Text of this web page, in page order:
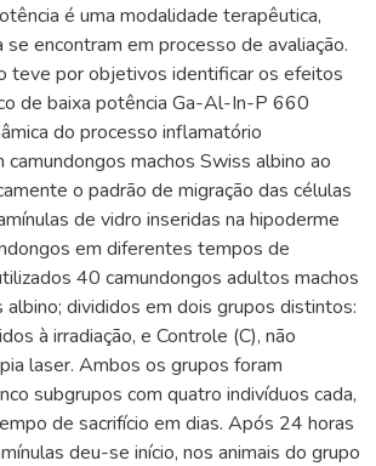
é uma modalidade terapêutica,
encontram em processo de avaliação.
teve por objetivos identificar os efeitos
de baixa potência Ga-Al-In-P 660
do processo inflamatório
machos Swiss albino ao
o padrão de migração das células
de vidro inseridas na hipoderme
em diferentes tempos de
40 camundongos adultos machos
albino; divididos em dois grupos distintos:
à irradiação, e Controle (C), não
laser. Ambos os grupos foram
subgrupos com quatro indivíduos cada,
de sacrifício em dias. Após 24 horas
deu-se início, nos animais do grupo